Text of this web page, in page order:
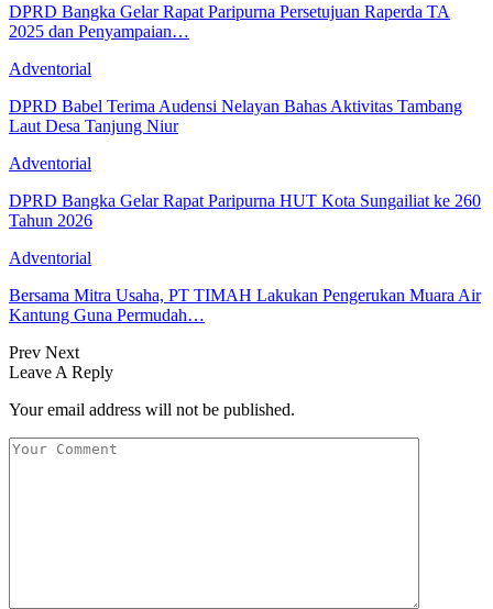
DPRD Bangka Gelar Rapat Paripurna Persetujuan Raperda TA
2025 dan Penyampaian…
Adventorial
DPRD Babel Terima Audensi Nelayan Bahas Aktivitas Tambang
Laut Desa Tanjung Niur
Adventorial
DPRD Bangka Gelar Rapat Paripurna HUT Kota Sungailiat ke 260
Tahun 2026
Adventorial
Bersama Mitra Usaha, PT TIMAH Lakukan Pengerukan Muara Air
Kantung Guna Permudah…
Prev Next
Leave A Reply
Your email address will not be published.